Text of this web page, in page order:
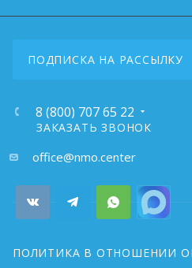
ПОДПИСКА НА РАССЫЛКУ
8 (800) 707 65 22
ЗАКАЗАТЬ ЗВОНОК
почта:office@nmo.center
ПОЛИТИКА В ОТНОШЕНИИ